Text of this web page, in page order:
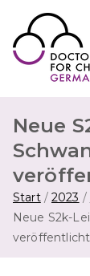
Inhalt
springen
Neue
Start 2023
Neue S2k-
veröffentlicht